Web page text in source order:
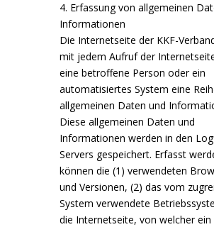
4. Erfassung von allgemeinen
Informationen
Die Internetseite der KKF-
mit jedem Aufruf der
eine betroffene Person oder ein
automatisiertes System eine
allgemeinen Daten und
Diese allgemeinen Daten und
Informationen werden in den
Servers gespeichert. Erfasst
können die (1) verwendeten
und Versionen, (2) das vom
System verwendete
die Internetseite, von welcher ein